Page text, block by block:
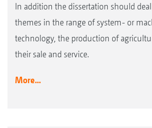
In addition the dissertation should
themes in the range of system- or
technology, the production of
their sale and service.
More...